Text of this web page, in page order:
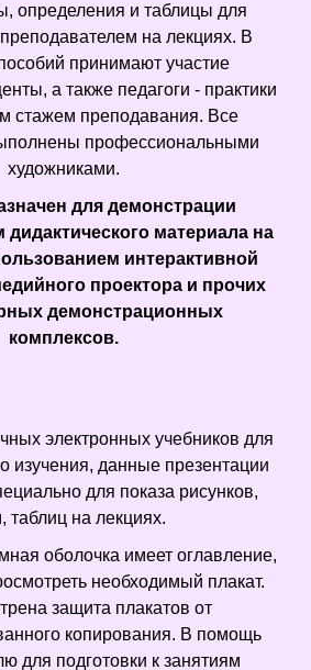
определения и таблицы для
на лекциях. В
принимают участие
а также педагоги - практики
стажем преподавания. Все
профессиональными
художниками.
для демонстрации
дидактического материала на
интерактивной
проектора и прочих
демонстрационных
комплексов.
электронных учебников для
изучения, данные презентации
для показа рисунков,
таблиц на лекциях.
оболочка имеет оглавление,
необходимый плакат.
защита плакатов от
копирования. В помощь
для подготовки к занятиям